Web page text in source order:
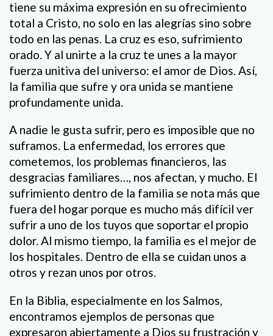
tiene su máxima expresión en su ofrecimiento
total a Cristo, no solo en las alegrías sino sobre
todo en las penas. La cruz es eso, sufrimiento
orado. Y al unirte a la cruz te unes a la mayor
fuerza unitiva del universo: el amor de Dios. Así,
la familia que sufre y ora unida se mantiene
profundamente unida.
A nadie le gusta sufrir, pero es imposible que no
suframos. La enfermedad, los errores que
cometemos, los problemas financieros, las
desgracias familiares…, nos afectan, y mucho. El
sufrimiento dentro de la familia se nota más que
fuera del hogar porque es mucho más difícil ver
sufrir a uno de los tuyos que soportar el propio
dolor. Al mismo tiempo, la familia es el mejor de
los hospitales. Dentro de ella se cuidan unos a
otros y rezan unos por otros.
En la Biblia, especialmente en los Salmos,
encontramos ejemplos de personas que
expresaron abiertamente a Dios su frustración y